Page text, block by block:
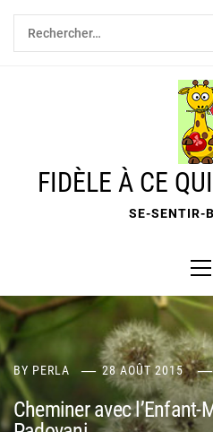
Skip
content
Rechercher :
FIDÈLE À CE
SE-SENTIR-
BY PERLA 28 AOÛT 2015
Cheminer avec l’Enfant-